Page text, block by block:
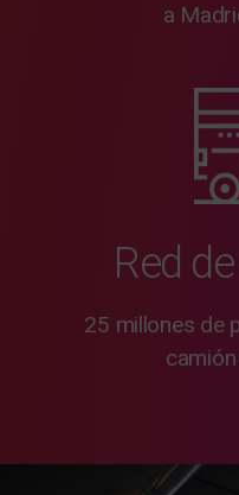
a
Red
25 millones de